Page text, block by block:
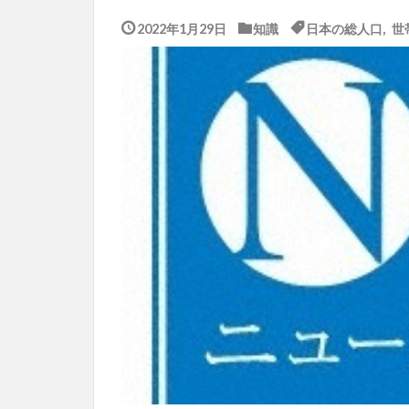
2022年1月29日 知識 日本の総人口 世